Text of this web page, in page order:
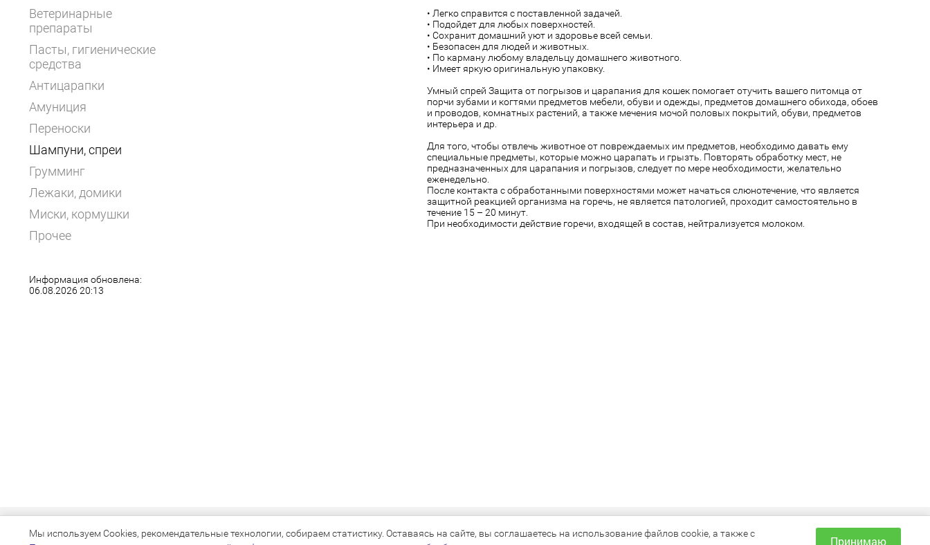
Ветеринарные
препараты
Пасты, гигиенические
средства
Антицарапки
Амуниция
Переноски
Шампуни, спреи
Грумминг
Лежаки, домики
Миски, кормушки
Прочее
Информация обновлена:
06.08.2026 20:13
• Легко справится с поставленной задачей.
• Подойдет для любых поверхностей.
• Сохранит домашний уют и здоровье всей семьи.
• Безопасен для людей и животных.
• По карману любому владельцу домашнего животного.
• Имеет яркую оригинальную упаковку.
Умный спрей Защита от погрызов и царапания для кошек помогает отучить вашего питомца от
порчи зубами и когтями предметов мебели, обуви и одежды, предметов домашнего обихода, обоев
и проводов, комнатных растений, а также мечения мочой половых покрытий, обуви, предметов
интерьера и др.
Для того, чтобы отвлечь животное от повреждаемых им предметов, необходимо давать ему
специальные предметы, которые можно царапать и грызть. Повторять обработку мест, не
предназначенных для царапания и погрызов, следует по мере необходимости, желательно
еженедельно.
После контакта с обработанными поверхностями может начаться слюнотечение, что является
защитной реакцией организма на горечь, не является патологией, проходит самостоятельно в
течение 15 – 20 минут.
При необходимости действие горечи, входящей в состав, нейтрализуется молоком.
КАТАЛОГ ИНФОРМАЦИЯ
Мы используем Cookies, рекомендательные технологии, собираем статистику. Оставаясь на сайте, вы соглашаетесь на использование файлов cookie, а также с
Принимаю